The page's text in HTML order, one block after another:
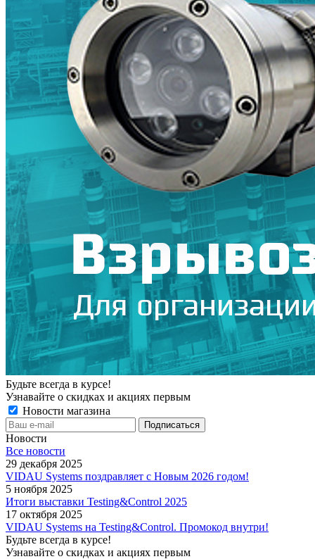
Будьте всегда в курсе!
Узнавайте о скидках и акциях первым
Новости магазина
Новости
Все новости
29 декабря 2025
VIDAU Systems поздравляет с Новым 2026 годом!
5 ноября 2025
Итоги выставки Testing&Control 2025
17 октября 2025
VIDAU Systems на Testing&Control. Промокод внутри!
Будьте всегда в курсе!
Узнавайте о скидках и акциях первым